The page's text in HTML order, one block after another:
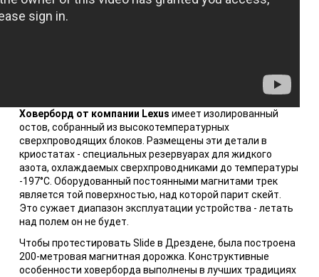
Ховерборд от компании Lexus имеет изолированный
остов, собранный из высокотемпературных
сверхпроводящих блоков. Размещены эти детали в
криостатах - специальных резервуарах для жидкого
азота, охлаждаемых сверхпроводниками до температуры
-197°С. Оборудованный постоянными магнитами трек
является той поверхностью, над которой парит скейт.
Это сужает диапазон эксплуатации устройства - летать
над полем он не будет.
Чтобы протестировать Slide в Дрездене, была построена
200-метровая магнитная дорожка. Конструктивные
особенности ховерборда выполнены в лучших традициях